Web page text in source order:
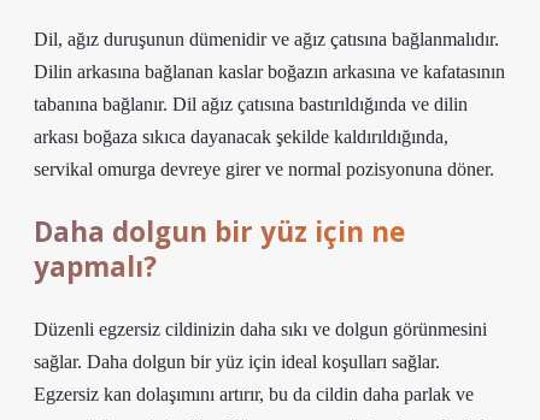
Dil, ağız duruşunun dümenidir ve ağız çatısına bağlanmalıdır.
Dilin arkasına bağlanan kaslar boğazın arkasına ve kafatasının
tabanına bağlanır. Dil ağız çatısına bastırıldığında ve dilin
arkası boğaza sıkıca dayanacak şekilde kaldırıldığında,
servikal omurga devreye girer ve normal pozisyonuna döner.
Daha dolgun bir yüz için ne
yapmalı?
Düzenli egzersiz cildinizin daha sıkı ve dolgun görünmesini
sağlar. Daha dolgun bir yüz için ideal koşulları sağlar.
Egzersiz kan dolaşımını artırır, bu da cildin daha parlak ve